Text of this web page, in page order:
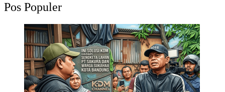
Pos Populer